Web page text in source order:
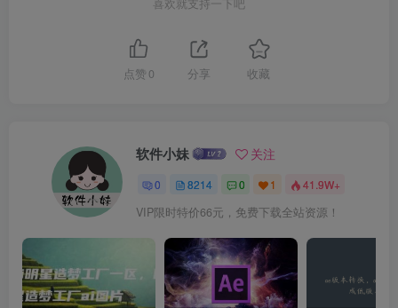
喜欢就支持一下吧
点赞 0 分享 收藏
软件小妹 关注
0 8214 0 1 41.9W+
VIP限时特价66元，免费下载全站资源！